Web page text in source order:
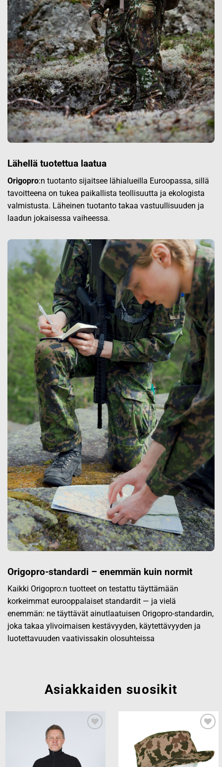
Lähellä tuotettua laatua
Origopro:n tuotanto sijaitsee lähialueilla Euroopassa, sillä
tavoitteena on tukea paikallista teollisuutta ja ekologista
valmistusta. Läheinen tuotanto takaa vastuullisuuden ja
laadun jokaisessa vaiheessa.
Origopro-standardi – enemmän kuin normit
Kaikki Origopro:n tuotteet on testattu täyttämään
korkeimmat eurooppalaiset standardit — ja vielä
enemmän: ne täyttävät ainutlaatuisen Origopro-standardin,
joka takaa ylivoimaisen kestävyyden, käytettävyyden ja
luotettavuuden vaativissakin olosuhteissa
Asiakkaiden suosikit
wishlist